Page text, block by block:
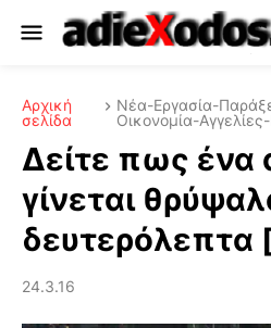
Αρχική
σελίδα
Νέα-Εργασία-
Οικονομία-
Δείτε πως ένα
γίνεται
δευτερόλεπτα
24.3.16